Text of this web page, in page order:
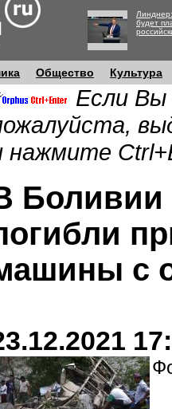
будет
Общество Культура
Если Вы
нажмите
Боливии
с